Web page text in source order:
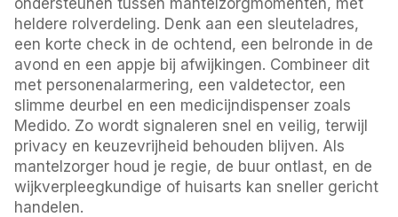
heldere rolverdeling. Denk aan een sleuteladres,
een korte check in de ochtend, een belronde in de
avond en een appje bij afwijkingen. Combineer dit
met personenalarmering, een valdetector, een
slimme deurbel en een medicijndispenser zoals
Medido. Zo wordt signaleren snel en veilig, terwijl
privacy en keuzevrijheid behouden blijven. Als
mantelzorger houd je regie, de buur ontlast, en de
wijkverpleegkundige of huisarts kan sneller gericht
handelen.